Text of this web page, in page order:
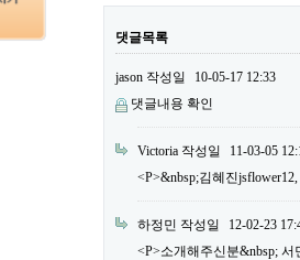
댓글목록
jason 작성일
10-05-17 12:33
댓글내용 확인
Victoria 작성일
11-03-05
<P>&nbsp;김혜진
하정민 작성일
12-02-23
<P>소개해주신분&nbsp; 서